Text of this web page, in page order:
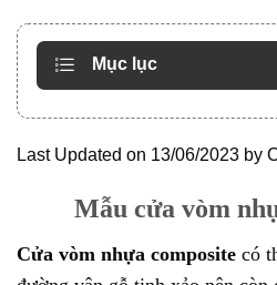
Mục lục
Last Updated on 13/06/2023 by
Mẫu cửa vòm
Cửa vòm nhựa composite có